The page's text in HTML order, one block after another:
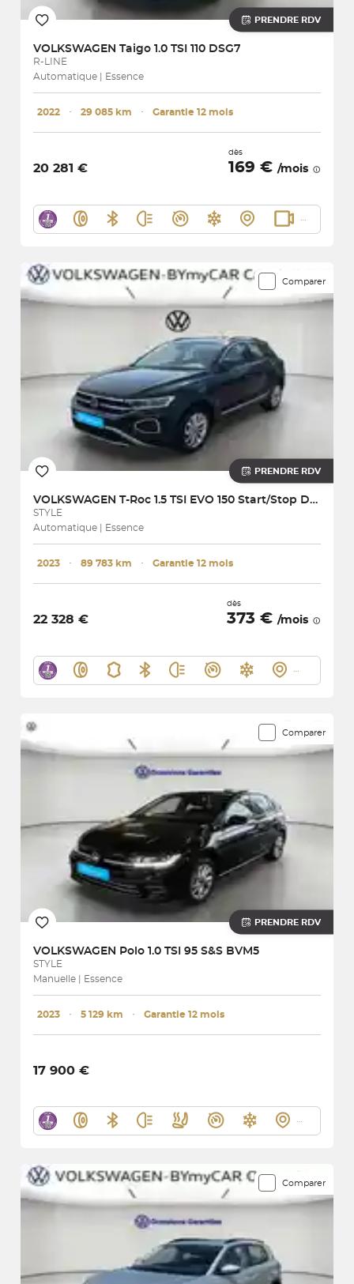
PRENDRE RDV
VOLKSWAGEN Taigo 1.0 TSI 110 DSG7
R-LINE
Automatique | Essence
2022 ･ 29 085 km ･ Garantie 12 mois
20 281 €
dès
169 € /mois
Comparer
PRENDRE RDV
VOLKSWAGEN T-Roc 1.5 TSI EVO 150 Start/Stop DSG7
STYLE
Automatique | Essence
2023 ･ 89 783 km ･ Garantie 12 mois
22 328 €
dès
373 € /mois
Comparer
PRENDRE RDV
VOLKSWAGEN Polo 1.0 TSI 95 S&S BVM5
STYLE
Manuelle | Essence
2023 ･ 5 129 km ･ Garantie 12 mois
17 900 €
Comparer